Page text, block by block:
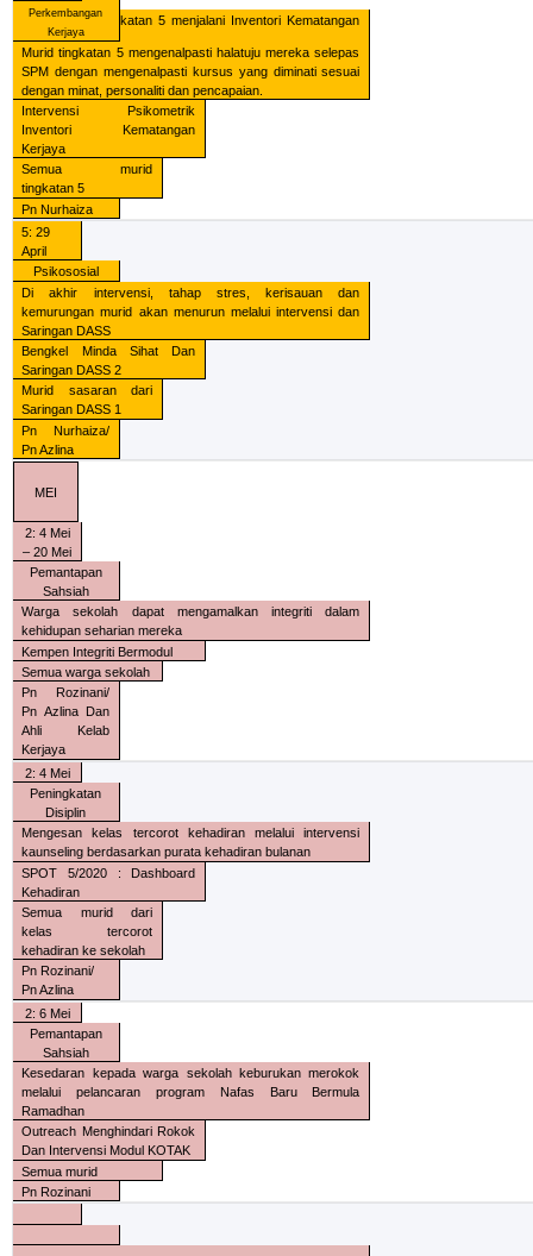
100% murid tingkatan 5 menjalani Inventori Kematangan
Kerjaya
Pentadbiran Psikometrik
Inventori Kematangan Kerjaya
Semua murid
tingkatan 5
Pn Nurhaiza
Perkembangan
Kerjaya
Murid tingkatan 5 mengenalpasti halatuju mereka selepas
SPM dengan mengenalpasti kursus yang diminati sesuai
dengan minat, personaliti dan pencapaian.
Intervensi Psikometrik
Inventori
Kematangan
Kerjaya
Semua murid
tingkatan 5
Pn Nurhaiza
5: 29
April
Psikososial
Di akhir intervensi, tahap stres, kerisauan dan
kemurungan murid akan menurun melalui intervensi dan
Saringan DASS
Bengkel Minda Sihat Dan
Saringan DASS 2
Murid sasaran dari
Saringan DASS 1
Pn Nurhaiza/
Pn Azlina
MEI
2: 4 Mei
– 20 Mei
Pemantapan
Sahsiah
Warga sekolah dapat mengamalkan integriti dalam
kehidupan seharian mereka
Kempen Integriti Bermodul
Semua warga sekolah
Pn Rozinani/
Pn Azlina Dan
Ahli Kelab
Kerjaya
2: 4 Mei
Peningkatan
Disiplin
Mengesan kelas tercorot kehadiran melalui intervensi
kaunseling berdasarkan purata kehadiran bulanan
SPOT 5/2020 : Dashboard
Kehadiran
Semua murid dari
kelas tercorot
kehadiran ke sekolah
Pn Rozinani/
Pn Azlina
2: 6 Mei
Pemantapan
Sahsiah
Kesedaran kepada warga sekolah keburukan merokok
melalui pelancaran program Nafas Baru Bermula
Ramadhan
Outreach Menghindari Rokok
Dan Intervensi Modul KOTAK
Semua murid
Pn Rozinani